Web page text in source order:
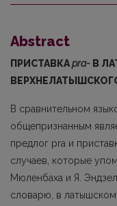
Abstract
ПРИСТАВКАрrа- В
В сравнительном
общепризнанным
предлог рrа и
случаев, которые
Мюленбаха и Я.
словарю, в латышском